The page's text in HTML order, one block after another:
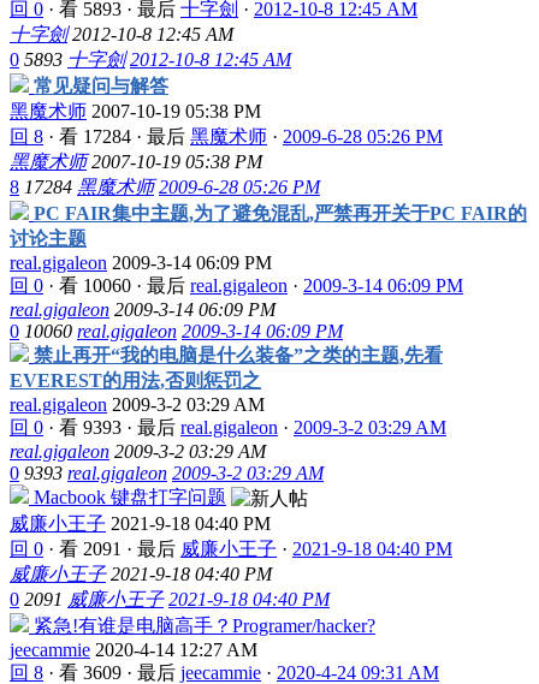
回 0 · 看 5893 · 最后 十字劍 · 2012-10-8 12:45 AM
十字劍 2012-10-8 12:45 AM
0 5893 十字劍 2012-10-8 12:45 AM
常见疑问与解答
黑魔术师 2007-10-19 05:38 PM
回 8 · 看 17284 · 最后 黑魔术师 · 2009-6-28 05:26 PM
黑魔术师 2007-10-19 05:38 PM
8 17284 黑魔术师 2009-6-28 05:26 PM
PC FAIR集中主题,为了避免混乱,严禁再开关于PC FAIR的
讨论主题
real.gigaleon 2009-3-14 06:09 PM
回 0 · 看 10060 · 最后 real.gigaleon · 2009-3-14 06:09 PM
real.gigaleon 2009-3-14 06:09 PM
0 10060 real.gigaleon 2009-3-14 06:09 PM
禁止再开“我的电脑是什么装备”之类的主题,先看
EVEREST的用法,否则惩罚之
real.gigaleon 2009-3-2 03:29 AM
回 0 · 看 9393 · 最后 real.gigaleon · 2009-3-2 03:29 AM
real.gigaleon 2009-3-2 03:29 AM
0 9393 real.gigaleon 2009-3-2 03:29 AM
Macbook 键盘打字问题
威廉小王子 2021-9-18 04:40 PM
回 0 · 看 2091 · 最后 威廉小王子 · 2021-9-18 04:40 PM
威廉小王子 2021-9-18 04:40 PM
0 2091 威廉小王子 2021-9-18 04:40 PM
紧急!有谁是电脑高手？Programer/hacker?
jeecammie 2020-4-14 12:27 AM
回 8 · 看 3609 · 最后 jeecammie · 2020-4-24 09:31 AM